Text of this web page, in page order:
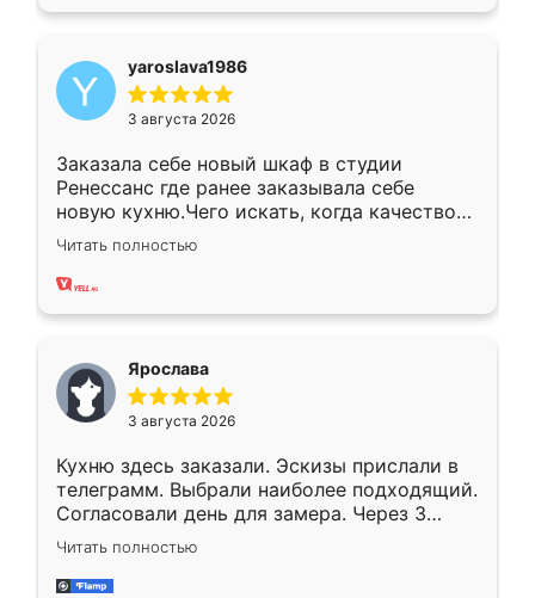
yaroslava1986
3 августа 2026
Заказала себе новый шкаф в студии
Ренессанс где ранее заказывала себе
новую кухню.Чего искать, когда качеством
вполне довольна. Служит кухня уже почти
два года, нареканий нет.
Читать полностью
Ярослава
3 августа 2026
Кухню здесь заказали. Эскизы прислали в
телеграмм. Выбрали наиболее подходящий.
Согласовали день для замера. Через 3
недели кухня была уже готова. Остались
довольны работой. Спасибо Ренессанс
мебель за качественную работу!
Читать полностью